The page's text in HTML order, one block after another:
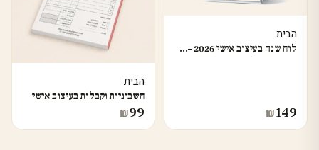
הבית
לוח שנה בעיצוב אישי 2026 –…
₪149
הבית
חשבוניות וקבלות בעיצוב אישי
₪99